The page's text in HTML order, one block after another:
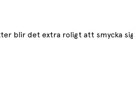
blir det extra roligt att smycka